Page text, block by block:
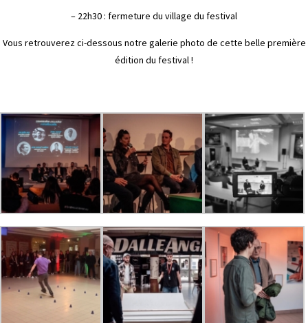
– 22h30 : fermeture du village du festival
Vous retrouverez ci-dessous notre galerie photo de cette belle première
édition du festival !